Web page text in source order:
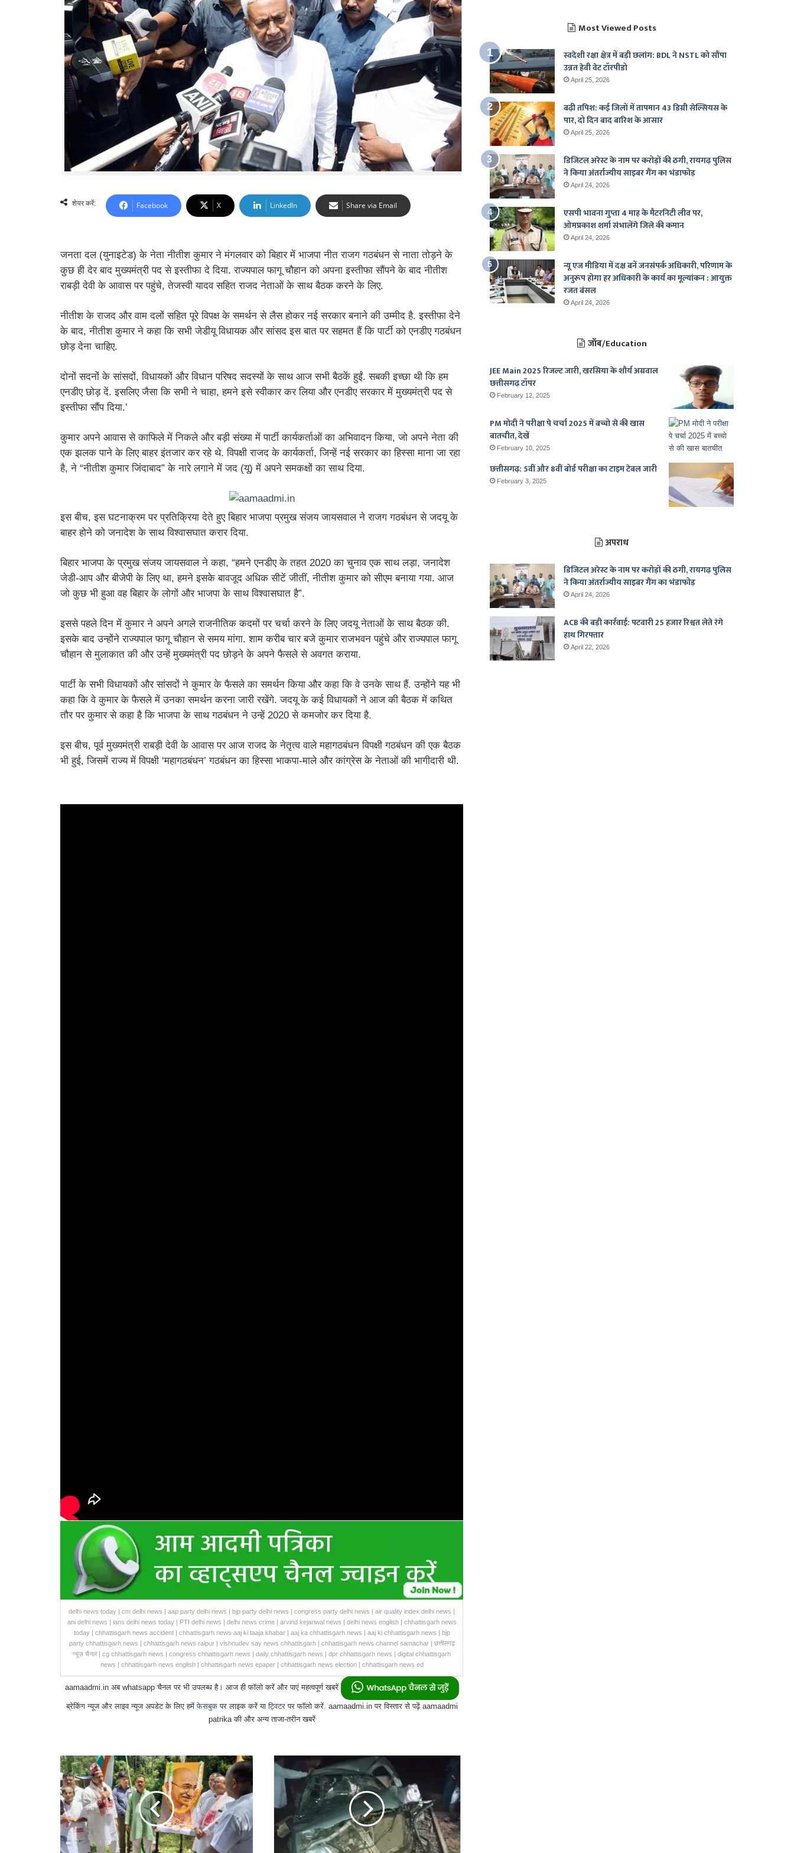
शेयर करें: Facebook X LinkedIn Share via Email
जनता दल (युनाइटेड) के नेता नीतीश कुमार ने मंगलवार को बिहार में भाजपा नीत राजग गठबंधन से नाता तोड़ने के
कुछ ही देर बाद मुख्यमंत्री पद से इस्तीफा दे दिया. राज्यपाल फागू चौहान को अपना इस्तीफा सौंपने के बाद नीतीश
राबड़ी देवी के आवास पर पहुंचे, तेजस्वी यादव सहित राजद नेताओं के साथ बैठक करने के लिए.
नीतीश के राजद और वाम दलों सहित पूरे विपक्ष के समर्थन से लैस होकर नई सरकार बनाने की उम्मीद है. इस्तीफा देने
के बाद, नीतीश कुमार ने कहा कि सभी जेडीयू विधायक और सांसद इस बात पर सहमत हैं कि पार्टी को एनडीए गठबंधन
छोड़ देना चाहिए.
दोनों सदनों के सांसदों, विधायकों और विधान परिषद सदस्यों के साथ आज सभी बैठकें हुईं. सबकी इच्छा थी कि हम
एनडीए छोड़ दें. इसलिए जैसा कि सभी ने चाहा, हमने इसे स्वीकार कर लिया और एनडीए सरकार में मुख्यमंत्री पद से
इस्तीफा सौंप दिया.’
कुमार अपने आवास से काफिले में निकले और बड़ी संख्या में पार्टी कार्यकर्ताओं का अभिवादन किया, जो अपने नेता की
एक झलक पाने के लिए बाहर इंतजार कर रहे थे. विपक्षी राजद के कार्यकर्ता, जिन्हें नई सरकार का हिस्सा माना जा रहा
है, ने “नीतीश कुमार जिंदाबाद” के नारे लगाने में जद (यू) में अपने समकक्षों का साथ दिया.
इस बीच, इस घटनाक्रम पर प्रतिक्रिया देते हुए बिहार भाजपा प्रमुख संजय जायसवाल ने राजग गठबंधन से जदयू के
बाहर होने को जनादेश के साथ विश्वासघात करार दिया.
बिहार भाजपा के प्रमुख संजय जायसवाल ने कहा, “हमने एनडीए के तहत 2020 का चुनाव एक साथ लड़ा, जनादेश
जेडी-आप और बीजेपी के लिए था, हमने इसके बावजूद अधिक सीटें जीतीं, नीतीश कुमार को सीएम बनाया गया. आज
जो कुछ भी हुआ वह बिहार के लोगों और भाजपा के साथ विश्वासघात है”.
इससे पहले दिन में कुमार ने अपने अगले राजनीतिक कदमों पर चर्चा करने के लिए जदयू नेताओं के साथ बैठक की.
इसके बाद उन्होंने राज्यपाल फागू चौहान से समय मांगा. शाम करीब चार बजे कुमार राजभवन पहुंचे और राज्यपाल फागू
चौहान से मुलाकात की और उन्हें मुख्यमंत्री पद छोड़ने के अपने फैसले से अवगत कराया.
पार्टी के सभी विधायकों और सांसदों ने कुमार के फैसले का समर्थन किया और कहा कि वे उनके साथ हैं. उन्होंने यह भी
कहा कि वे कुमार के फैसले में उनका समर्थन करना जारी रखेंगे. जदयू के कई विधायकों ने आज की बैठक में कथित
तौर पर कुमार से कहा है कि भाजपा के साथ गठबंधन ने उन्हें 2020 से कमजोर कर दिया है.
इस बीच, पूर्व मुख्यमंत्री राबड़ी देवी के आवास पर आज राजद के नेतृत्व वाले महागठबंधन विपक्षी गठबंधन की एक बैठक
भी हुई, जिसमें राज्य में विपक्षी ‘महागठबंधन’ गठबंधन का हिस्सा भाकपा-माले और कांग्रेस के नेताओं की भागीदारी थी.
delhi news today | cm delhi news | aap party delhi news | bjp party delhi news | congress party delhi news | air quality index delhi news |
ani delhi news | ians delhi news today | PTI delhi news | delhi news crime | arvind kejariwal news | delhi news english | chhattisgarh news
today | chhattisgarh news accident | chhattisgarh news aaj ki taaja khabar | aaj ka chhattisgarh news | aaj ki chhattisgarh news | bjp
party chhattisgarh news | chhattisgarh news raipur | vishnudev say news chhattisgarh | chhattisgarh news channel samachar | छत्तीसगढ़
न्यूज़ चैनल | cg chhattisgarh news | congress chhattisgarh news | daily chhattisgarh news | dpr chhattisgarh news | digital chhattisgarh
news | chhattisgarh news english | chhattisgarh news epaper | chhattisgarh news election | chhattisgarh news ed
aamaadmi.in अब whatsapp चैनल पर भी उपलब्ध है। आज ही फॉलो करें और पाएं महत्वपूर्ण खबरें
ब्रेकिंग न्यूज और लाइव न्यूज अपडेट के लिए हमेंफेसबुकपर लाइक करें याट्विटरपर फॉलो करें. aamaadmi.in पर विस्तार से पढ़ें aamaadmi
patrika की और अन्य ताजा-तरीन खबरें
आजादी
का
अमृत
महोत्सव:
संस्कृति
और
उपलब्धियों
के
ट्रेन
कार,एक
ही
परिवार
Most Viewed Posts
स्वदेशी रक्षा क्षेत्र में बड़ी छलांग: BDL ने NSTL को सौंपा
उन्नत हेवी वेट टॉरपीडो
April 25, 2026
बढ़ी तपिश: कई जिलों में तापमान 43 डिग्री सेल्सियस के
पार, दो दिन बाद बारिश के आसार
April 25, 2026
डिजिटल अरेस्ट के नाम पर करोड़ों की ठगी, रायगढ़ पुलिस
ने किया अंतर्राज्यीय साइबर गैंग का भंडाफोड़
April 24, 2026
एसपी भावना गुप्ता 4 माह के मैटरनिटी लीव पर,
ओमप्रकाश शर्मा संभालेंगे जिले की कमान
April 24, 2026
न्यू एज मीडिया में दक्ष बनें जनसंपर्क अधिकारी, परिणाम के
अनुरूप होगा हर अधिकारी के कार्य का मूल्यांकन : आयुक्त
रजत बंसल
April 24, 2026
जॉब/Education
JEE Main 2025 रिजल्ट जारी, खरसिया के शौर्य अग्रवाल
छत्तीसगढ़ टॉपर
February 12, 2025
PM मोदी ने परीक्षा पे चर्चा 2025 में बच्चो से की खास
बातचीत, देखें
February 10, 2025
छत्तीसगढ़: 5वीं और 8वीं बोर्ड परीक्षा का टाइम टेबल जारी
February 3, 2025
अपराध
डिजिटल अरेस्ट के नाम पर करोड़ों की ठगी, रायगढ़ पुलिस
ने किया अंतर्राज्यीय साइबर गैंग का भंडाफोड़
April 24, 2026
ACB की बड़ी कार्रवाई: पटवारी 25 हजार रिश्वत लेते रंगे
हाथ गिरफ्तार
April 22, 2026